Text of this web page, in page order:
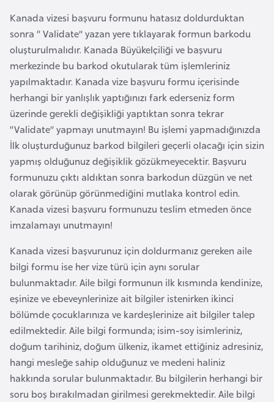
Kanada vizesi başvuru formunu hatasız doldurduktan
sonra “ Validate” yazan yere tıklayarak formun barkodu
oluşturulmalıdır. Kanada Büyükelçiliği ve başvuru
merkezinde bu barkod okutularak tüm işlemleriniz
yapılmaktadır. Kanada vize başvuru formu içerisinde
herhangi bir yanlışlık yaptığınızı fark ederseniz form
üzerinde gerekli değişikliği yaptıktan sonra tekrar
“Validate” yapmayı unutmayın! Bu işlemi yapmadığınızda
İlk oluşturduğunuz barkod bilgileri geçerli olacağı için sizin
yapmış olduğunuz değişiklik gözükmeyecektir. Başvuru
formunuzu çıktı aldıktan sonra barkodun düzgün ve net
olarak görünüp görünmediğini mutlaka kontrol edin.
Kanada vizesi başvuru formunuzu teslim etmeden önce
imzalamayı unutmayın!
Kanada vizesi başvurunuz için doldurmanız gereken aile
bilgi formu ise her vize türü için aynı sorular
bulunmaktadır. Aile bilgi formunun ilk kısmında kendinize,
eşinize ve ebeveynlerinize ait bilgiler istenirken ikinci
bölümde çocuklarınıza ve kardeşlerinize ait bilgiler talep
edilmektedir. Aile bilgi formunda; isim-soy isimleriniz,
doğum tarihiniz, doğum ülkeniz, ikamet ettiğiniz adresiniz,
hangi mesleğe sahip olduğunuz ve medeni haliniz
hakkında sorular bulunmaktadır. Bu bilgilerin herhangi bir
soru boş bırakılmadan girilmesi gerekmektedir. Aile bilgi
a
y
c
a
n
B
a
h
r
e
y
n
B
a
n
g
l
a
d
e
ş